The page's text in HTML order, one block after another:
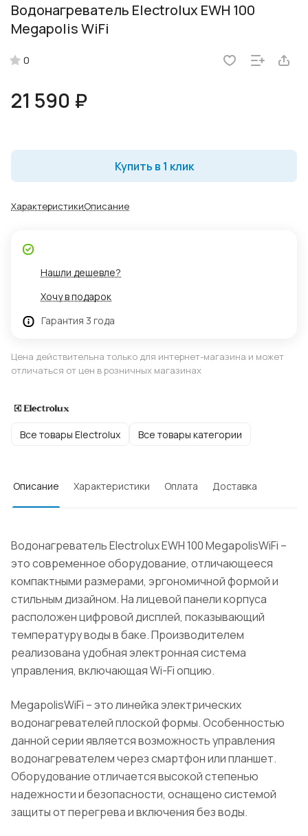
Водонагреватель Electrolux EWH 100
Megapolis WiFi
0
21 590 ₽
Купить в 1 клик
ХарактеристикиОписание
Нашли дешевле?
Хочу в подарок
Гарантия 3 года
Цена действительна только для интернет-магазина и может
отличаться от цен в розничных магазинах
Все товары Electrolux Все товары категории
Описание Характеристики Оплата Доставка
Водонагреватель Electrolux EWH 100 MegapolisWiFi –
это современное оборудование, отличающееся
компактными размерами, эргономичной формой и
стильным дизайном. На лицевой панели корпуса
расположен цифровой дисплей, показывающий
температуру воды в баке. Производителем
реализована удобная электронная система
управления, включающая Wi-Fi опцию.
MegapolisWiFi – это линейка электрических
водонагревателей плоской формы. Особенностью
данной серии является возможность управления
водонагревателем через смартфон или планшет.
Оборудование отличается высокой степенью
надежности и безопасности, оснащено системой
защиты от перегрева и включения без воды.